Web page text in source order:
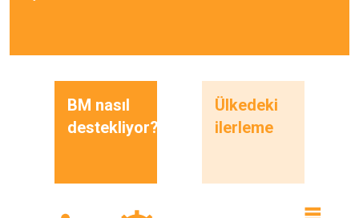
BM nasıl
destekliyor?
Ülkedeki
ilerleme